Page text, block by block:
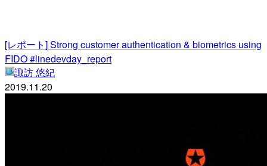
[レポート] Strong customer authentication & biometrics using
FIDO #linedevday_report
諏訪 悠紀
2019.11.20